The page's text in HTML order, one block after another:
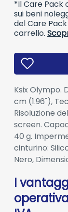
*Il Care Pack
sui beni
del Care
carrello.
Ksix Olympo.
cm (1.96"),
Risoluzione
screen.
40 g.
cinturino:
Nero,
I